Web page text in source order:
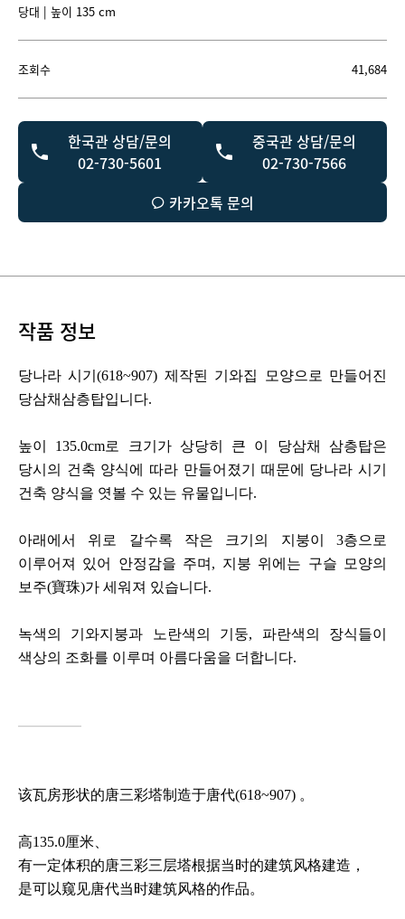
당대 | 높이 135 cm
조회수 41,684
한국관 상담/문의
02-730-5601
중국관 상담/문의
02-730-7566
카카오톡 문의
작품 정보
당나라 시기(618~907) 제작된 기와집 모양으로 만들어진
당삼채삼층탑입니다.
높이 135.0cm로 크기가 상당히 큰 이 당삼채 삼층탑은
당시의 건축 양식에 따라 만들어졌기 때문에 당나라 시기
건축 양식을 엿볼 수 있는 유물입니다.
아래에서 위로 갈수록 작은 크기의 지붕이 3층으로
이루어져 있어 안정감을 주며, 지붕 위에는 구슬 모양의
보주(寶珠)가 세워져 있습니다.
녹색의 기와지붕과 노란색의 기둥, 파란색의 장식들이
색상의 조화를 이루며 아름다움을 더합니다.
━━━━━
该瓦房形状的唐三彩塔制造于唐代(618~907) 。
高135.0厘米、
有一定体积的唐三彩三层塔根据当时的建筑风格建造，
是可以窥见唐代当时建筑风格的作品。